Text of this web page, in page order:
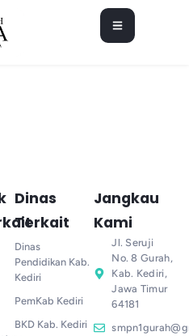
Dinas
Terkait
Dinas
Pendidikan Kab.
Kediri
PemKab Kediri
BKD Kab. Kediri
Jangkau
Kami
Jl. Seruji
No. 8 Gurah,
Kab. Kediri,
Jawa Timur
64181